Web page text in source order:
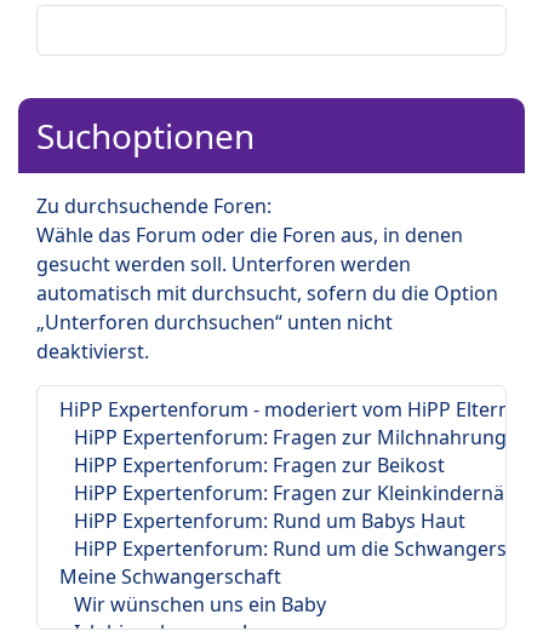
Suchoptionen
Zu durchsuchende Foren:
Wähle das Forum oder die Foren aus, in denen
gesucht werden soll. Unterforen werden
automatisch mit durchsucht, sofern du die Option
„Unterforen durchsuchen“ unten nicht
deaktivierst.